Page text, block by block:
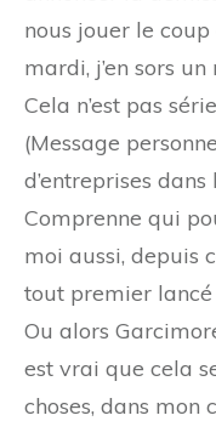
nous jouer le
mardi, j’en sors
Cela n’est pas
(Message
d’entreprises
Comprenne qui
moi aussi, depuis
tout premier
Ou alors
est vrai que cela
choses, dans mon